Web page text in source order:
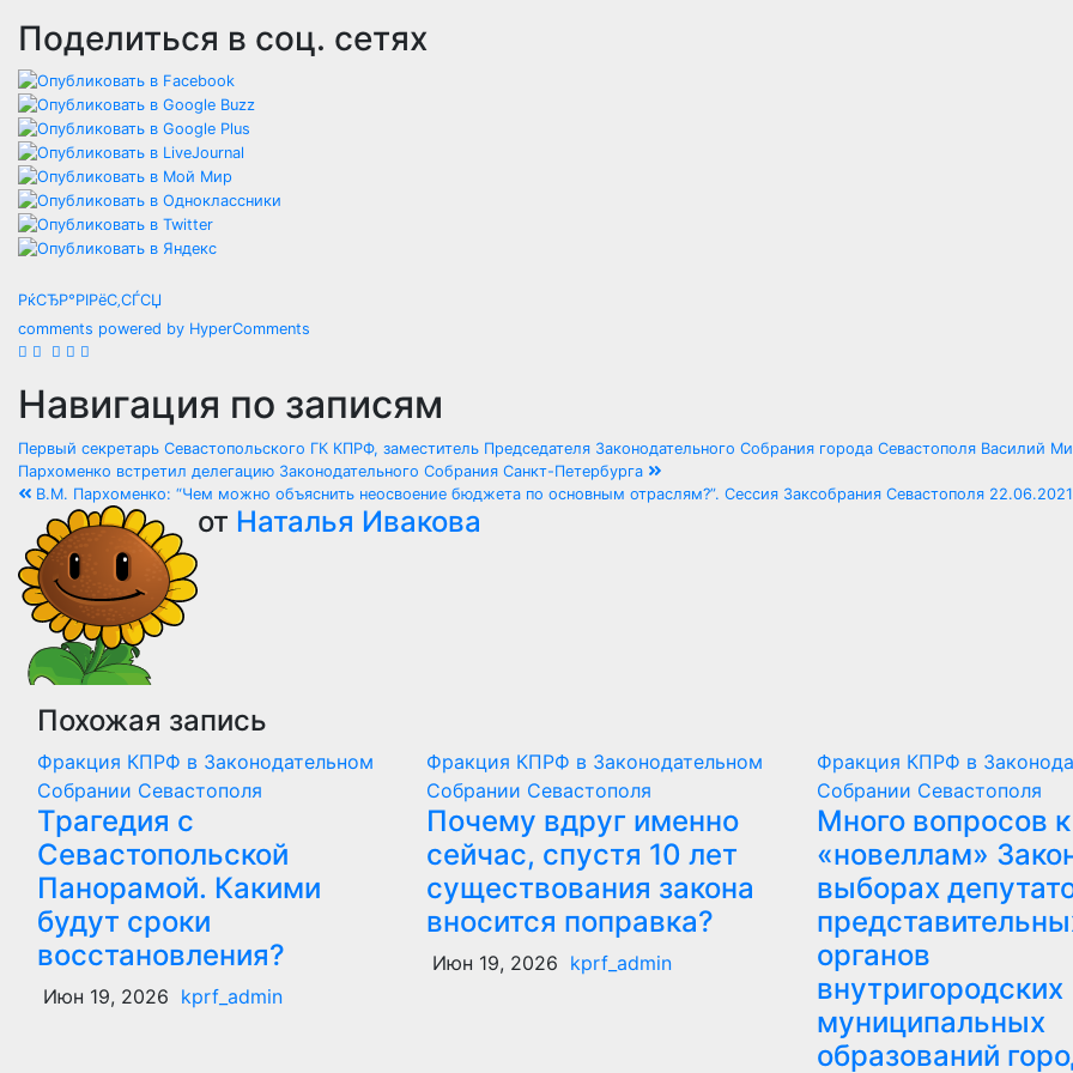
Поделиться в соц. сетях
РќСЂР°РІРёС‚СЃСЏ
comments powered by HyperComments
Навигация по записям
Первый секретарь Севастопольского ГК КПРФ, заместитель Председателя Законодательного Собрания города Севастополя Василий
Пархоменко встретил делегацию Законодательного Собрания Санкт-Петербурга
В.М. Пархоменко: “Чем можно объяснить неосвоение бюджета по основным отраслям?”. Сессия Заксобрания Севастополя 22.06.2021
от Наталья Ивакова
Похожая запись
Фракция КПРФ в Законодательном
Собрании Севастополя
Трагедия с
Севастопольской
Панорамой. Какими
будут сроки
восстановления?
Июн 19, 2026 kprf_admin
Фракция КПРФ в Законодательном
Собрании Севастополя
Почему вдруг именно
сейчас, спустя 10 лет
существования закона
вносится поправка?
Июн 19, 2026 kprf_admin
Фракция КПРФ в
Собрании Севастополя
Много вопросов к
«новеллам»
выборах
органов
внутригородских
муниципальных
образований